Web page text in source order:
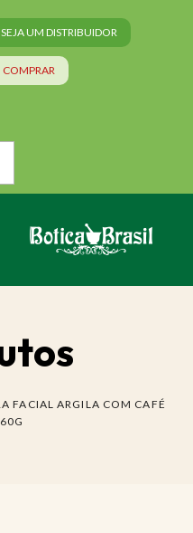
SEJA UM DISTRIBUIDOR
COMPRAR
FACIAL ARGILA COM CAFÉ